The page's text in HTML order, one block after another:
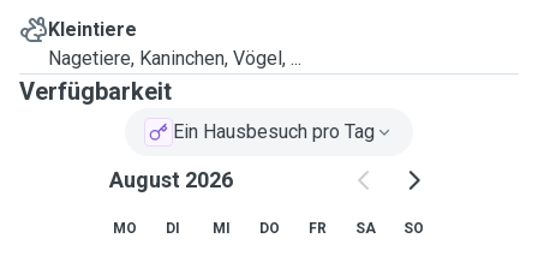
Kleintiere
Nagetiere, Kaninchen, Vögel, ...
Verfügbarkeit
Ein Hausbesuch pro Tag
August 2026
MO DI MI DO FR SA SO